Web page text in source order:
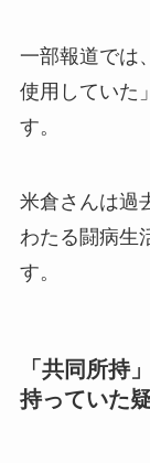
一部報道では
使用していた
す。
米倉さんは過
わたる闘病生
す。
「共同所持
持っていた